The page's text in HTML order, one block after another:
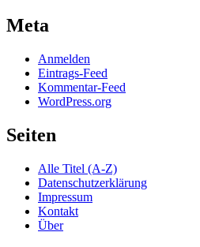
Meta
Anmelden
Eintrags-Feed
Kommentar-Feed
WordPress.org
Seiten
Alle Titel (A-Z)
Datenschutzerklärung
Impressum
Kontakt
Über